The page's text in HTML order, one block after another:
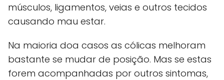
músculos, ligamentos, veias e outros tecidos
causando mau estar.
Na maioria doa casos as cólicas melhoram
bastante se mudar de posição. Mas se estas
forem acompanhadas por outros sintomas,